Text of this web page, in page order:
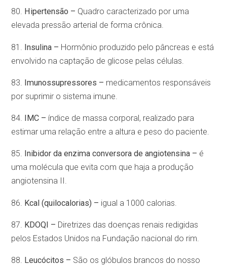
80. Hipertensão – Quadro caracterizado por uma
elevada pressão arterial de forma crônica.
81. Insulina – Hormônio produzido pelo pâncreas e está
envolvido na captação de glicose pelas células.
83. Imunossupressores – medicamentos responsáveis
por suprimir o sistema imune.
84. IMC – índice de massa corporal, realizado para
estimar uma relação entre a altura e peso do paciente.
85. Inibidor da enzima conversora de angiotensina – é
uma molécula que evita com que haja a produção
angiotensina II.
86. Kcal (quilocalorias) – igual a 1000 calorias.
87. KDOQI – Diretrizes das doenças renais redigidas
pelos Estados Unidos na Fundação nacional do rim.
88. Leucócitos – São os glóbulos brancos do nosso